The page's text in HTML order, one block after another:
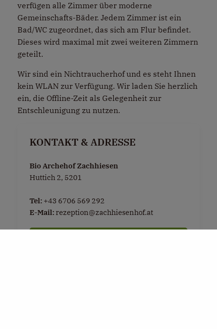
verfügen alle Zimmer über moderne
Gemeinschafts-Bäder. Jedem Zimmer ist ein
Bad/WC zugeordnet, das sich am Flur befindet.
Dieses wird maximal mit zwei weiteren Zimmern
geteilt.
Wir sind ein Nichtraucherhof und es steht Ihnen
kein WLAN zur Verfügung. Wir laden Sie herzlich
ein, die Offline-Zeit als Gelegenheit zur
Entschleunigung zu nutzen.
KONTAKT & ADRESSE
Bio Archehof Zachhiesen
Huttich 2, 5201
Tel: +43 6706 569 292
E-Mail:rezeption@zachhiesenhof.at